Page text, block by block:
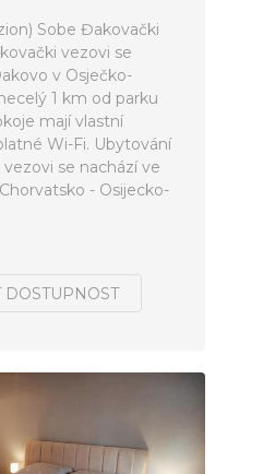
Sobe Đakovački
vezovi se
v Osječko-
1 km od parku
mají vlastní
Wi-Fi. Ubytování
se nachází ve
- Osijecko-
DOSTUPNOST